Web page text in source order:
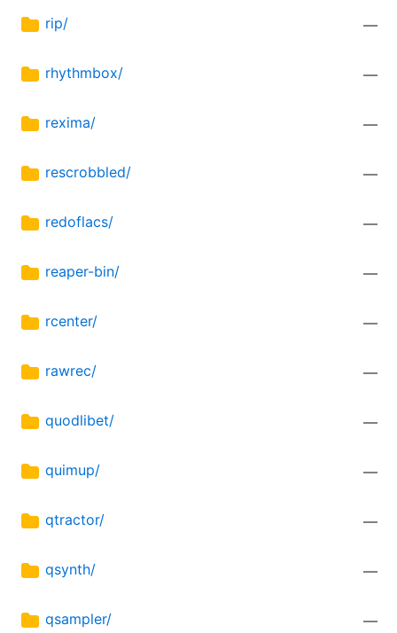
rip/ —
rhythmbox/ —
rexima/ —
rescrobbled/ —
redoflacs/ —
reaper-bin/ —
rcenter/ —
rawrec/ —
quodlibet/ —
quimup/ —
qtractor/ —
qsynth/ —
qsampler/ —